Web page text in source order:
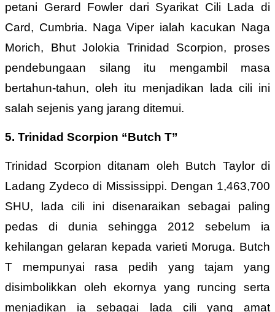
petani Gerard Fowler dari Syarikat Cili Lada di
Card, Cumbria. Naga Viper ialah kacukan Naga
Morich, Bhut Jolokia Trinidad Scorpion, proses
pendebungaan silang itu mengambil masa
bertahun-tahun, oleh itu menjadikan lada cili ini
salah sejenis yang jarang ditemui.
5. Trinidad Scorpion “Butch T”
Trinidad Scorpion ditanam oleh Butch Taylor di
Ladang Zydeco di Mississippi. Dengan 1,463,700
SHU, lada cili ini disenaraikan sebagai paling
pedas di dunia sehingga 2012 sebelum ia
kehilangan gelaran kepada varieti Moruga. Butch
T mempunyai rasa pedih yang tajam yang
disimbolikkan oleh ekornya yang runcing serta
menjadikan ia sebagai lada cili yang amat